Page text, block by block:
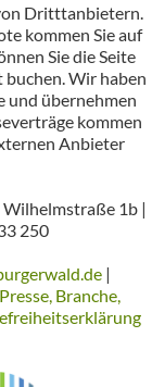
Dritttanbietern.
kommen Sie auf
Sie die Seite
Wir haben
und übernehmen
kommen
Anbieter
1b |
250
|
Presse, Branche,